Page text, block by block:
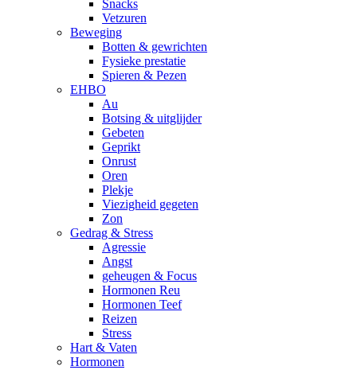
Snacks
Vetzuren
Beweging
Botten & gewrichten
Fysieke prestatie
Spieren & Pezen
EHBO
Au
Botsing & uitglijder
Gebeten
Geprikt
Onrust
Oren
Plekje
Viezigheid gegeten
Zon
Gedrag & Stress
Agressie
Angst
geheugen & Focus
Hormonen Reu
Hormonen Teef
Reizen
Stress
Hart & Vaten
Hormonen